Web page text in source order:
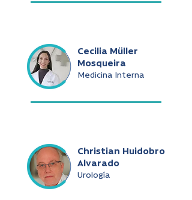
Cecilia Müller
Mosqueira
Medicina Interna
Christian Huidobro
Alvarado
Urología